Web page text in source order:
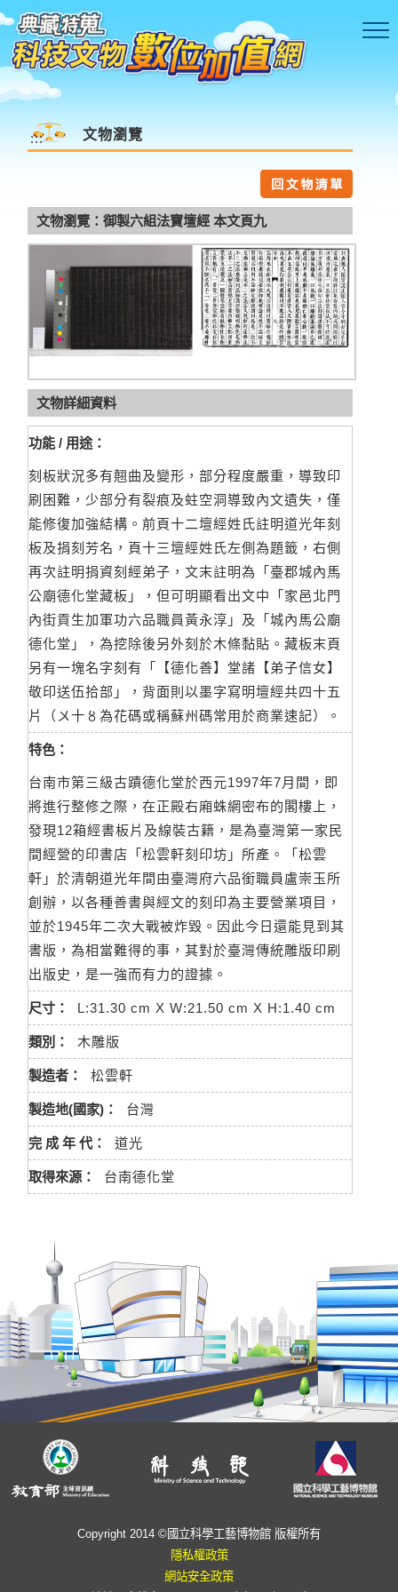
跳到主要內容區塊
::: 文物瀏覽
文物瀏覽：御製六組法寶壇經 本文頁九
文物詳細資料
功能 / 用途：
刻板狀況多有翹曲及變形，部分程度嚴重，導致印
刷困難，少部分有裂痕及蛀空洞導致內文遺失，僅
能修復加強結構。前頁十二壇經姓氏註明道光年刻
板及捐刻芳名，頁十三壇經姓氏左側為題籤，右側
再次註明捐資刻經弟子，文末註明為「臺郡城內馬
公廟德化堂藏板」，但可明顯看出文中「家邑北門
內街貢生加軍功六品職員黃永淳」及「城內馬公廟
德化堂」，為挖除後另外刻於木條黏貼。藏板末頁
另有一塊名字刻有「【德化善】堂諸【弟子信女】
敬印送伍拾部」，背面則以墨字寫明壇經共四十五
片（〤十〥為花碼或稱蘇州碼常用於商業速記）。
特色：
台南市第三級古蹟德化堂於西元1997年7月間，即
將進行整修之際，在正殿右廂蛛網密布的閣樓上，
發現12箱經書板片及線裝古籍，是為臺灣第一家民
間經營的印書店「松雲軒刻印坊」所產。「松雲
軒」於清朝道光年間由臺灣府六品銜職員盧崇玉所
創辦，以各種善書與經文的刻印為主要營業項目，
並於1945年二次大戰被炸毀。因此今日還能見到其
書版，為相當難得的事，其對於臺灣傳統雕版印刷
出版史，是一強而有力的證據。
尺寸： L:31.30 cm X W:21.50 cm X H:1.40 cm
類別： 木雕版
製造者： 松雲軒
製造地(國家)： 台灣
完 成 年 代： 道光
取得來源： 台南德化堂
Copyright 2014 ©國立科學工藝博物館 版權所有
隱私權政策
網站安全政策